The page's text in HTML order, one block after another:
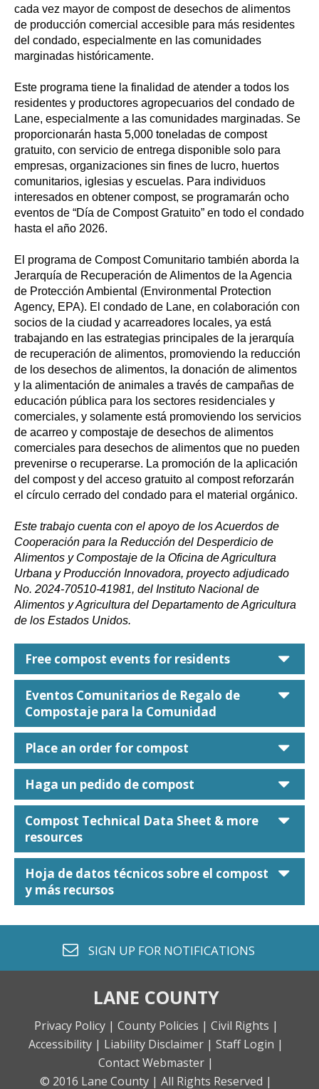
cada vez mayor de compost de desechos de alimentos
de producción comercial accesible para más residentes
del condado, especialmente en las comunidades
marginadas históricamente.
Este programa tiene la finalidad de atender a todos los
residentes y productores agropecuarios del condado de
Lane, especialmente a las comunidades marginadas. Se
proporcionarán hasta 5,000 toneladas de compost
gratuito, con servicio de entrega disponible solo para
empresas, organizaciones sin fines de lucro, huertos
comunitarios, iglesias y escuelas. Para individuos
interesados en obtener compost, se programarán ocho
eventos de “Día de Compost Gratuito” en todo el condado
hasta el año 2026.
El programa de Compost Comunitario también aborda la
Jerarquía de Recuperación de Alimentos de la Agencia
de Protección Ambiental (Environmental Protection
Agency, EPA). El condado de Lane, en colaboración con
socios de la ciudad y acarreadores locales, ya está
trabajando en las estrategias principales de la jerarquía
de recuperación de alimentos, promoviendo la reducción
de los desechos de alimentos, la donación de alimentos
y la alimentación de animales a través de campañas de
educación pública para los sectores residenciales y
comerciales, y solamente está promoviendo los servicios
de acarreo y compostaje de desechos de alimentos
comerciales para desechos de alimentos que no pueden
prevenirse o recuperarse. La promoción de la aplicación
del compost y del acceso gratuito al compost reforzarán
el círculo cerrado del condado para el material orgánico.
Este trabajo cuenta con el apoyo de los Acuerdos de
Cooperación para la Reducción del Desperdicio de
Alimentos y Compostaje de la Oficina de Agricultura
Urbana y Producción Innovadora, proyecto adjudicado
No. 2024-70510-41981, del Instituto Nacional de
Alimentos y Agricultura del Departamento de Agricultura
de los Estados Unidos.
Free compost events for residents
Eventos Comunitarios de Regalo de
Compostaje para la Comunidad
Place an order for compost
Haga un pedido de compost
Compost Technical Data Sheet & more
resources
Hoja de datos técnicos sobre el compost
y más recursos
envelope o
SIGN UP FOR NOTIFICATIONS
LANE COUNTY
Privacy Policy | County Policies | Civil Rights |
Accessibility | Liability Disclaimer | Staff Login |
Contact Webmaster |
© 2016 Lane County | All Rights Reserved |